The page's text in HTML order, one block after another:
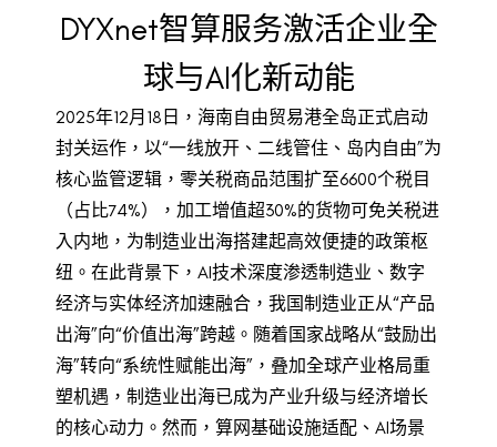
DYXnet智算服务激活企业全
球与AI化新动能
2025年12月18日，海南自由贸易港全岛正式启动
封关运作，以“一线放开、二线管住、岛内自由”为
核心监管逻辑，零关税商品范围扩至6600个税目
（占比74%），加工增值超30%的货物可免关税进
入内地，为制造业出海搭建起高效便捷的政策枢
纽。在此背景下，AI技术深度渗透制造业、数字
经济与实体经济加速融合，我国制造业正从“产品
出海”向“价值出海”跨越。随着国家战略从“鼓励出
海”转向“系统性赋能出海”，叠加全球产业格局重
塑机遇，制造业出海已成为产业升级与经济增长
的核心动力。然而，算网基础设施适配、AI场景